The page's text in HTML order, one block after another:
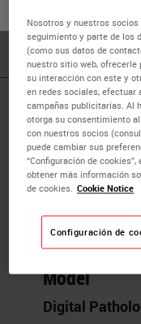
experience in the
Gráinne
Keeping
Image
Across
Model
Digital
Nosotros y nuestros
seguimiento y parte de los
(como sus datos de
nuestro sitio web, ofrecerle
su interacción con este y
en redes sociales,
campañas publicitarias. Al
otorga su consentimiento
con nuestros socios
puede cambiar sus
“Configuración de
obtener más información
de cookies. Cookie Notice
Configuración de